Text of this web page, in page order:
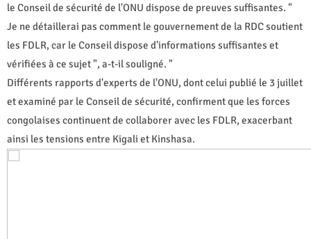
le Conseil de sécurité de l'ONU dispose de preuves suffisantes. "
Je ne détaillerai pas comment le gouvernement de la RDC soutient
les FDLR, car le Conseil dispose d'informations suffisantes et
vérifiées à ce sujet ", a-t-il souligné. "
Différents rapports d'experts de l'ONU, dont celui publié le 3 juillet
et examiné par le Conseil de sécurité, confirment que les forces
congolaises continuent de collaborer avec les FDLR, exacerbant
ainsi les tensions entre Kigali et Kinshasa.